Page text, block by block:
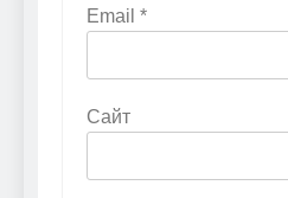
Email *
Сайт